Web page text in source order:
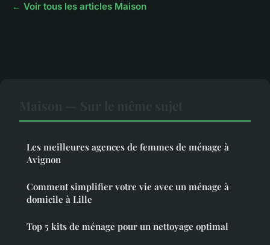
← Voir tous les articles Maison
Les meilleures agences de femmes de ménage à
Avignon
Comment simplifier votre vie avec un ménage à
domicile à Lille
Top 5 kits de ménage pour un nettoyage optimal